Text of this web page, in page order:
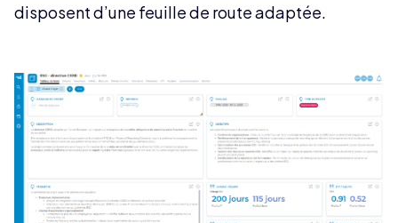
disposent d’une feuille de route adaptée.